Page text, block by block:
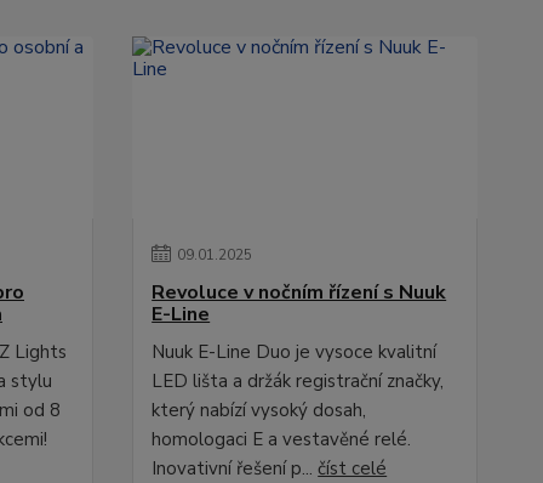
Lights
stylu
od 8
09.01.2025
Revoluce v nočním řízení s Nuuk
E-Line
Nuuk E-Line Duo je vysoce kvalitní
LED lišta a držák registrační značky,
který nabízí vysoký dosah,
homologaci E a vestavěné relé.
Inovativní řešení p...číst celé